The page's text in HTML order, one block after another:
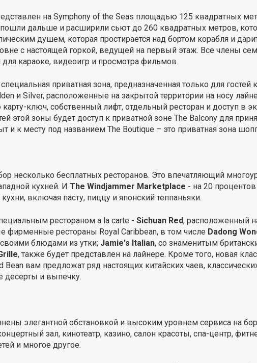
на Symphony of the Seas площадью 125 квадратных
пошли дальше и расширили сьют до 260 квадратных метров,
душем, которая простирается над бортом корабля и
с настоящей горкой, ведущей на первый этаж. Все члены
караоке, видеоигр и просмотра фильмов.
приватная зона, предназначенная только для
и Silver, расположенные на закрытой территории на носу
ключ, собственный лифт, отдельный ресторан и доступ в
этой зоны будет доступ к приватной зоне The Balcony для
и к месту под названием The Boutique – это приватная зона
несколько бесплатных ресторанов. Это впечатляющий
кухней. И The Windjammer Marketplace - на 20
включая пасту, пиццу и японский теппаньяки.
рестораном a la carte - Sichuan Red, расположенный
фирменные рестораны Royal Caribbean, в том числе Dadong
блюдами из утки; Jamie's Italian, со знаменитым
, также будет представлен на лайнере. Кроме того, новая
Bean вам предложат ряд настоящих китайских чаев,
десерты и выпечку.
элегантной обстановкой и высоким уровнем сервиса на
зал, кинотеатр, казино, салон красоты, спа-центр,
и многое другое.